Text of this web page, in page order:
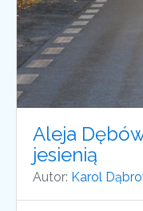
Aleja
jesienią
Autor: Karol